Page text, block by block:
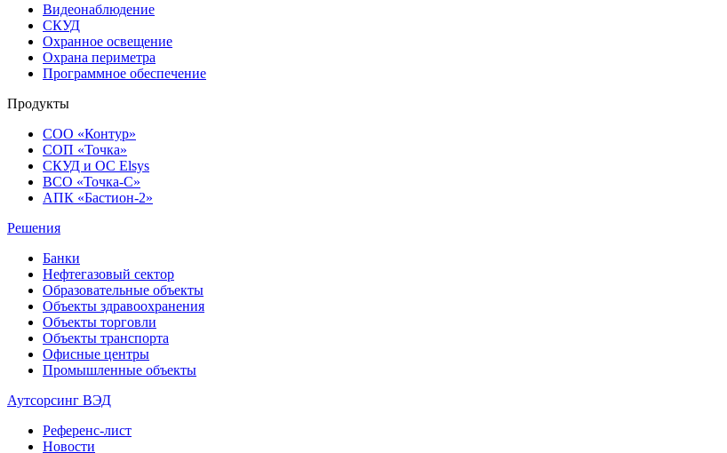
Видеонаблюдение
СКУД
Охранное освещение
Охрана периметра
Программное обеспечение
Продукты
СОО «Контур»
СОП «Точка»
СКУД и ОС Elsys
ВСО «Точка-С»
АПК «Бастион-2»
Решения
Банки
Нефтегазовый сектор
Образовательные объекты
Объекты здравоохранения
Объекты торговли
Объекты транспорта
Офисные центры
Промышленные объекты
Аутсорсинг ВЭД
Референс-лист
Новости